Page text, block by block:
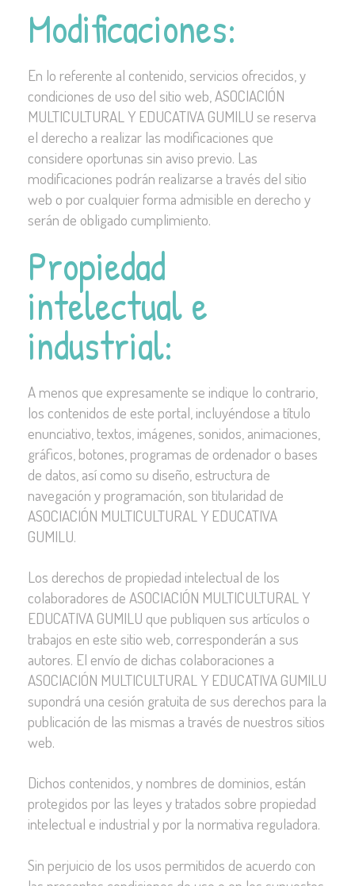
Modificaciones:
En lo referente al contenido, servicios ofrecidos, y
condiciones de uso del sitio web, ASOCIACIÓN
MULTICULTURAL Y EDUCATIVA GUMILU se reserva
el derecho a realizar las modificaciones que
considere oportunas sin aviso previo. Las
modificaciones podrán realizarse a través del sitio
web o por cualquier forma admisible en derecho y
serán de obligado cumplimiento.
Propiedad
intelectual e
industrial:
A menos que expresamente se indique lo contrario,
los contenidos de este portal, incluyéndose a título
enunciativo, textos, imágenes, sonidos, animaciones,
gráficos, botones, programas de ordenador o bases
de datos, así como su diseño, estructura de
navegación y programación, son titularidad de
ASOCIACIÓN MULTICULTURAL Y EDUCATIVA
GUMILU.
Los derechos de propiedad intelectual de los
colaboradores de ASOCIACIÓN MULTICULTURAL Y
EDUCATIVA GUMILU que publiquen sus artículos o
trabajos en este sitio web, corresponderán a sus
autores. El envío de dichas colaboraciones a
ASOCIACIÓN MULTICULTURAL Y EDUCATIVA GUMILU
supondrá una cesión gratuita de sus derechos para la
publicación de las mismas a través de nuestros sitios
web.
Dichos contenidos, y nombres de dominios, están
protegidos por las leyes y tratados sobre propiedad
intelectual e industrial y por la normativa reguladora.
Sin perjuicio de los usos permitidos de acuerdo con